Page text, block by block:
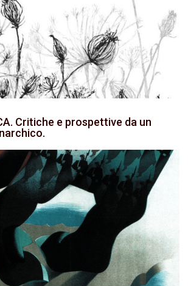
Critiche e prospettive da un